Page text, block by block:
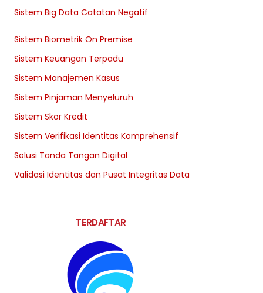
Sistem Big Data Catatan Negatif
Sistem Biometrik On Premise
Sistem Keuangan Terpadu
Sistem Manajemen Kasus
Sistem Pinjaman Menyeluruh
Sistem Skor Kredit
Sistem Verifikasi Identitas Komprehensif
Solusi Tanda Tangan Digital
Validasi Identitas dan Pusat Integritas Data
TERDAFTAR